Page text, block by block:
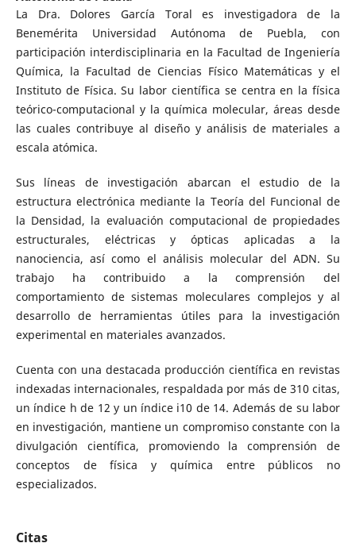
La Dra. Dolores García Toral es investigadora de la
Benemérita Universidad Autónoma de Puebla, con
participación interdisciplinaria en la Facultad de Ingeniería
Química, la Facultad de Ciencias Físico Matemáticas y el
Instituto de Física. Su labor científica se centra en la física
teórico-computacional y la química molecular, áreas desde
las cuales contribuye al diseño y análisis de materiales a
escala atómica.
Sus líneas de investigación abarcan el estudio de la
estructura electrónica mediante la Teoría del Funcional de
la Densidad, la evaluación computacional de propiedades
estructurales, eléctricas y ópticas aplicadas a la
nanociencia, así como el análisis molecular del ADN. Su
trabajo ha contribuido a la comprensión del
comportamiento de sistemas moleculares complejos y al
desarrollo de herramientas útiles para la investigación
experimental en materiales avanzados.
Cuenta con una destacada producción científica en revistas
indexadas internacionales, respaldada por más de 310 citas,
un índice h de 12 y un índice i10 de 14. Además de su labor
en investigación, mantiene un compromiso constante con la
divulgación científica, promoviendo la comprensión de
conceptos de física y química entre públicos no
especializados.
Citas